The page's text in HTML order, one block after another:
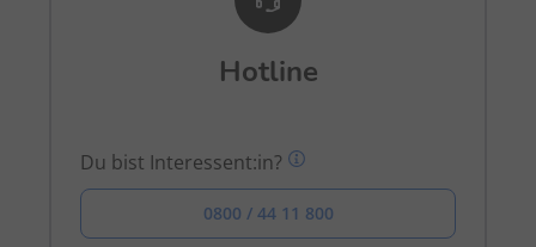
Hotline
Du bist Interessent:in?
0800 / 44 11 800